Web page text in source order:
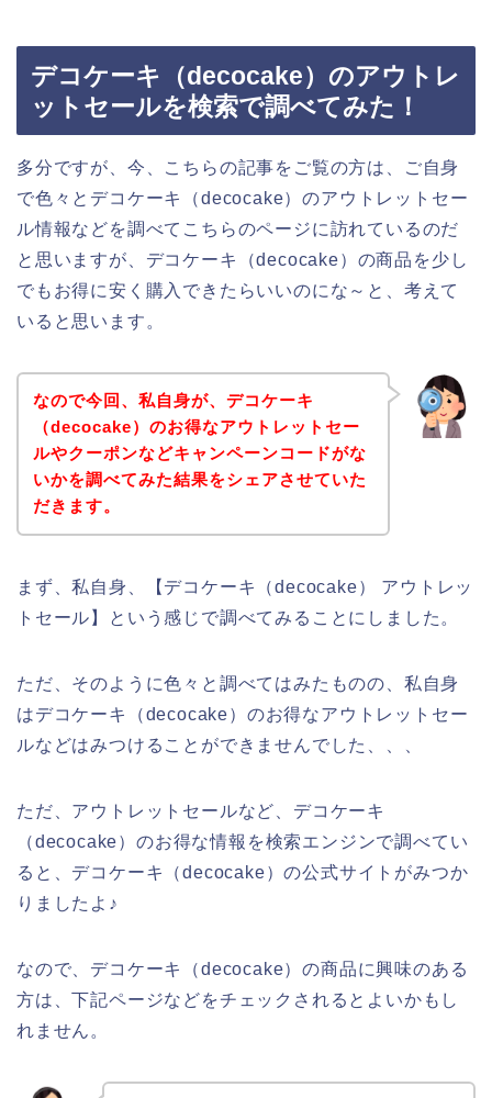
デコケーキ（decocake）のアウトレ
ットセールを検索で調べてみた！
多分ですが、今、こちらの記事をご覧の方は、ご自身
で色々とデコケーキ（decocake）のアウトレットセー
ル情報などを調べてこちらのページに訪れているのだ
と思いますが、デコケーキ（decocake）の商品を少し
でもお得に安く購入できたらいいのにな～と、考えて
いると思います。
なので今回、私自身が、デコケーキ
（decocake）のお得なアウトレットセー
ルやクーポンなどキャンペーンコードがな
いかを調べてみた結果をシェアさせていた
だきます。
まず、私自身、【デコケーキ（decocake） アウトレッ
トセール】という感じで調べてみることにしました。
ただ、そのように色々と調べてはみたものの、私自身
はデコケーキ（decocake）のお得なアウトレットセー
ルなどはみつけることができませんでした、、、
ただ、アウトレットセールなど、デコケーキ
（decocake）のお得な情報を検索エンジンで調べてい
ると、デコケーキ（decocake）の公式サイトがみつか
りましたよ♪
なので、デコケーキ（decocake）の商品に興味のある
方は、下記ページなどをチェックされるとよいかもし
れません。